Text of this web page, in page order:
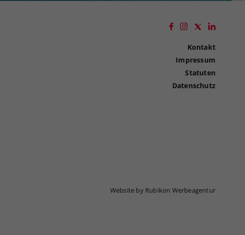
Kontakt
Impressum
Statuten
Datenschutz
Website by Rubikon Werbeagentur